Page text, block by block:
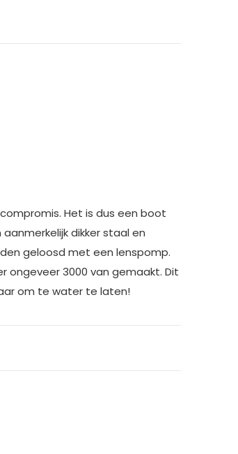
Het is dus een boot
dikker staal en
geloosd met een lenspomp.
ongeveer 3000 van gemaakt. Dit
om te water te laten!